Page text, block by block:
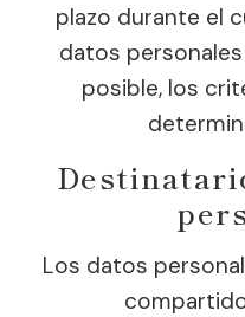
plazo durante el
datos
posible, los
Los datos